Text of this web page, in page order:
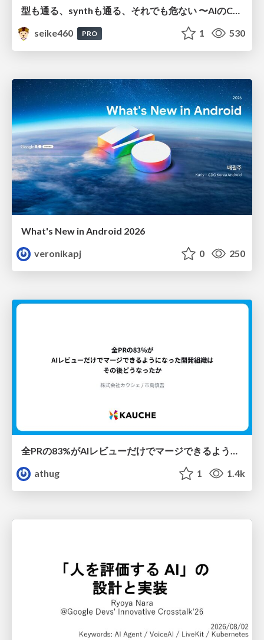
型も通る、synthも通る、それでも危ない 〜AIのCDKの権限とコストを機械で検証する〜 / It Passes Type Checks, It Passes Synth Checks, but It’s Still Risky — Automatically Verifying Permissions and Costs in AI’s CDK —
seike460
PRO 1 530
What's New in Android 2026
veronikapj
0 250
全PRの83%がAIレビューだけでマージできるようになった開発組織はその後どうなったか
athug
1 1.4k